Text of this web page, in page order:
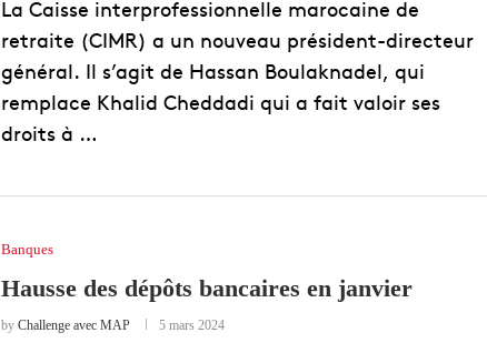
La Caisse interprofessionnelle marocaine de
retraite (CIMR) a un nouveau président-directeur
général. Il s’agit de Hassan Boulaknadel, qui
remplace Khalid Cheddadi qui a fait valoir ses
droits à …
Banques
Hausse des dépôts bancaires en janvier
by Challenge avec MAP 5 mars 2024